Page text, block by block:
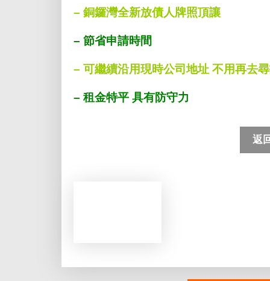
– 銅鑼灣全新放債人牌照頂讓
– 節省申請時間
– 可繼續沿用現時公司地址 不用再去
– 租金特平 具有防守力
返